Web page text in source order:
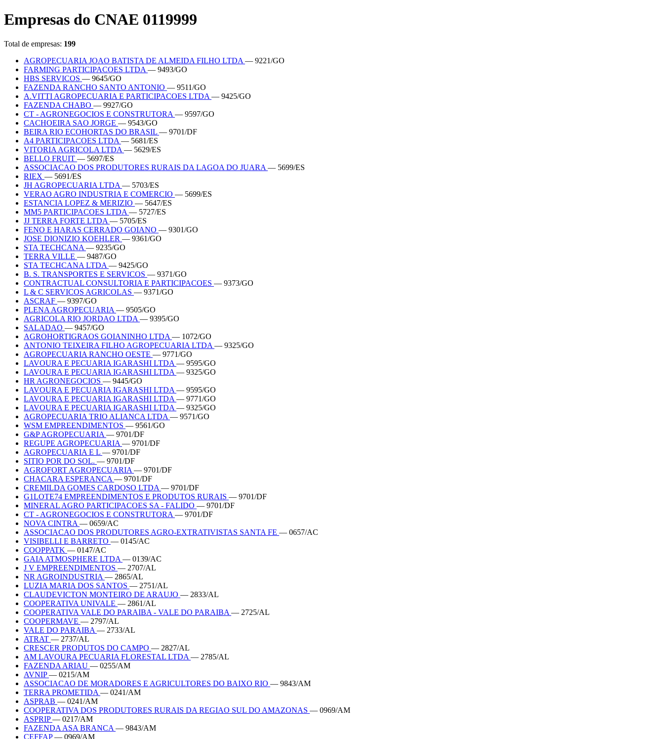
Empresas do CNAE 0119999
Total de empresas: 199
AGROPECUARIA JOAO BATISTA DE ALMEIDA FILHO LTDA — 9221/GO
FARMING PARTICIPACOES LTDA — 9493/GO
HBS SERVICOS — 9645/GO
FAZENDA RANCHO SANTO ANTONIO — 9511/GO
A.VITTI AGROPECUARIA E PARTICIPACOES LTDA — 9425/GO
FAZENDA CHABO — 9927/GO
CT - AGRONEGOCIOS E CONSTRUTORA — 9597/GO
CACHOEIRA SAO JORGE — 9543/GO
BEIRA RIO ECOHORTAS DO BRASIL — 9701/DF
A4 PARTICIPACOES LTDA — 5681/ES
VITORIA AGRICOLA LTDA — 5629/ES
BELLO FRUIT — 5697/ES
ASSOCIACAO DOS PRODUTORES RURAIS DA LAGOA DO JUARA — 5699/ES
RIEX — 5691/ES
JH AGROPECUARIA LTDA — 5703/ES
VERAO AGRO INDUSTRIA E COMERCIO — 5699/ES
ESTANCIA LOPEZ & MERIZIO — 5647/ES
MM5 PARTICIPACOES LTDA — 5727/ES
JJ TERRA FORTE LTDA — 5705/ES
FENO E HARAS CERRADO GOIANO — 9301/GO
JOSE DIONIZIO KOEHLER — 9361/GO
STA TECHCANA — 9235/GO
TERRA VILLE — 9487/GO
STA TECHCANA LTDA — 9425/GO
B. S. TRANSPORTES E SERVICOS — 9371/GO
CONTRACTUAL CONSULTORIA E PARTICIPACOES — 9373/GO
L & C SERVICOS AGRICOLAS — 9371/GO
ASCRAF — 9397/GO
PLENA AGROPECUARIA — 9505/GO
AGRICOLA RIO JORDAO LTDA — 9395/GO
SALADAO — 9457/GO
AGROHORTIGRAOS GOIANINHO LTDA — 1072/GO
ANTONIO TEIXEIRA FILHO AGROPECUARIA LTDA — 9325/GO
AGROPECUARIA RANCHO OESTE — 9771/GO
LAVOURA E PECUARIA IGARASHI LTDA — 9595/GO
LAVOURA E PECUARIA IGARASHI LTDA — 9325/GO
HR AGRONEGOCIOS — 9445/GO
LAVOURA E PECUARIA IGARASHI LTDA — 9595/GO
LAVOURA E PECUARIA IGARASHI LTDA — 9771/GO
LAVOURA E PECUARIA IGARASHI LTDA — 9325/GO
AGROPECUARIA TRIO ALIANCA LTDA — 9571/GO
WSM EMPREENDIMENTOS — 9561/GO
G&P AGROPECUARIA — 9701/DF
REGUPE AGROPECUARIA — 9701/DF
AGROPECUARIA E L — 9701/DF
SITIO POR DO SOL. — 9701/DF
AGROFORT AGROPECUARIA — 9701/DF
CHACARA ESPERANCA — 9701/DF
CREMILDA GOMES CARDOSO LTDA — 9701/DF
G1LOTE74 EMPREENDIMENTOS E PRODUTOS RURAIS — 9701/DF
MINERAL AGRO PARTICIPACOES SA - FALIDO — 9701/DF
CT - AGRONEGOCIOS E CONSTRUTORA — 9701/DF
NOVA CINTRA — 0659/AC
ASSOCIACAO DOS PRODUTORES AGRO-EXTRATIVISTAS SANTA FE — 0657/AC
VISIBELLI E BARRETO — 0145/AC
COOPPATK — 0147/AC
GAIA ATMOSPHERE LTDA — 0139/AC
J V EMPREENDIMENTOS — 2707/AL
NR AGROINDUSTRIA — 2865/AL
LUZIA MARIA DOS SANTOS — 2751/AL
CLAUDEVICTON MONTEIRO DE ARAUJO — 2833/AL
COOPERATIVA UNIVALE — 2861/AL
COOPERATIVA VALE DO PARAIBA - VALE DO PARAIBA — 2725/AL
COOPERMAVE — 2797/AL
VALE DO PARAIBA — 2733/AL
ATRAT — 2737/AL
CRESCER PRODUTOS DO CAMPO — 2827/AL
AM LAVOURA PECUARIA FLORESTAL LTDA — 2785/AL
FAZENDA ARIAU — 0255/AM
AVNIP— 0215/AM
ASSOCIACAO DE MORADORES E AGRICULTORES DO BAIXO RIO — 9843/AM
TERRA PROMETIDA — 0241/AM
ASPRAB — 0241/AM
COOPERATIVA DOS PRODUTORES RURAIS DA REGIAO SUL DO AMAZONAS — 0969/AM
ASPRIP— 0217/AM
FAZENDA ASA BRANCA — 9843/AM
CEFFAP— 0969/AM